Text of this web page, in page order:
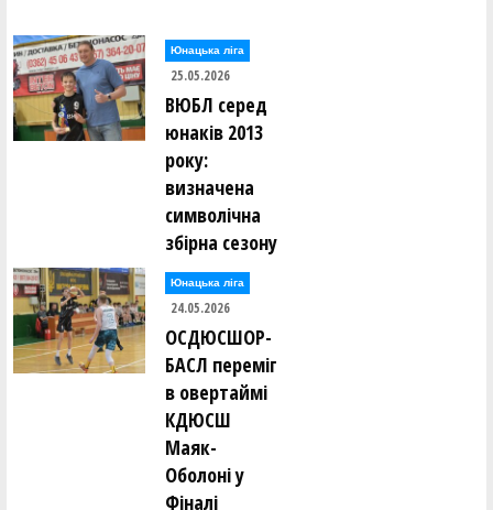
Юнацька ліга
25.05.2026
ВЮБЛ серед
юнаків 2013
року:
визначена
символічна
збірна сезону
Юнацька ліга
24.05.2026
ОСДЮСШОР-
БАСЛ переміг
в овертаймі
КДЮСШ
Маяк-
Оболоні у
Фіналі